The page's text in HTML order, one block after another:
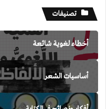
تصنيفات
أخطاء لغوية شائعة
أساسيات الشعر